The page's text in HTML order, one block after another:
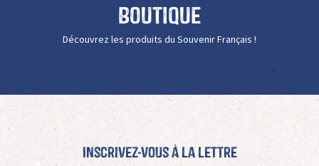
Boutique
Découvrez les produits du Souvenir Français !
Inscrivez-vous à La Lettre